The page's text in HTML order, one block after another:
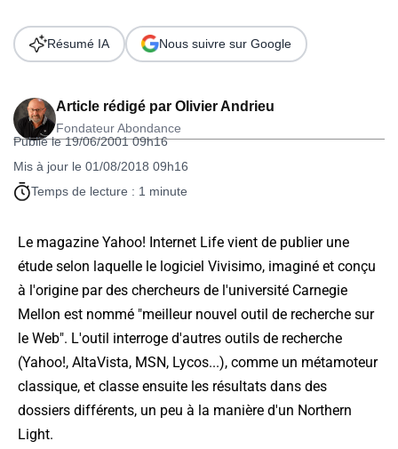
Article rédigé par Olivier Andrieu
Fondateur Abondance
Publié le 19/06/2001 09h16
Mis à jour le 01/08/2018 09h16
Temps de lecture : 1 minute
Résumé IA Nous suivre sur Google
Le magazine Yahoo! Internet Life vient de publier une
étude selon laquelle le logiciel Vivisimo, imaginé et conçu
à l'origine par des chercheurs de l'université Carnegie
Mellon est nommé "meilleur nouvel outil de recherche sur
le Web". L'outil interroge d'autres outils de recherche
(Yahoo!, AltaVista, MSN, Lycos...), comme un métamoteur
classique, et classe ensuite les résultats dans des
dossiers différents, un peu à la manière d'un Northern
Light.